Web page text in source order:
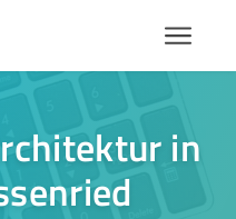
in